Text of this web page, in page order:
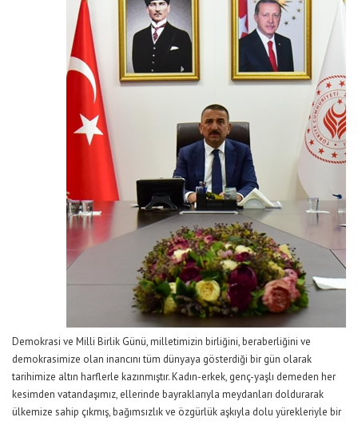
Demokrasi ve Milli Birlik Günü, milletimizin birliğini, beraberliğini ve
demokrasimize olan inancını tüm dünyaya gösterdiği bir gün olarak
tarihimize altın harflerle kazınmıştır. Kadın-erkek, genç-yaşlı demeden her
kesimden vatandaşımız, ellerinde bayraklarıyla meydanları doldurarak
ülkemize sahip çıkmış, bağımsızlık ve özgürlük aşkıyla dolu yürekleriyle bir